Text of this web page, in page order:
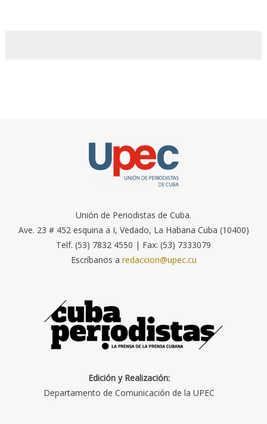
Unión de Periodistas de Cuba.
Ave. 23 # 452 esquina a I, Vedado, La Habana Cuba (10400)
Telf. (53) 7832 4550 | Fax: (53) 7333079
Escríbanos a redaccion@upec.cu
Edición y Realización:
Departamento de Comunicación de la UPEC